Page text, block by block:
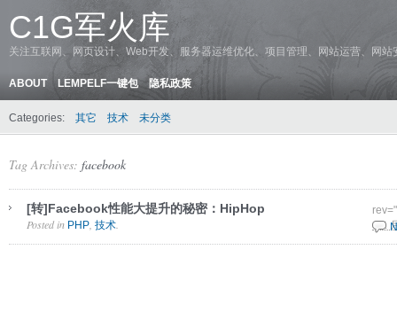
C1G军火库
关注互联网、网页设计、Web开发、服务器运维优化、项目管理、网站运营、网
ABOUT LEMPELF一键包 隐私政策
Categories: 其它 技术 未分类
Tag Archives: facebook
[转]Facebook性能大提升的秘密：HipHop
3 2
Posted in PHP 技术